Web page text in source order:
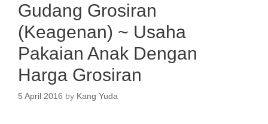
Gudang Grosiran
(Keagenan) ~ Usaha
Pakaian Anak Dengan
Harga Grosiran
5 April 2016 by Kang Yuda